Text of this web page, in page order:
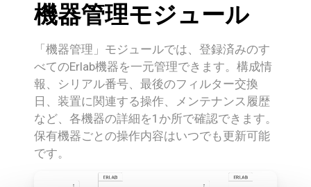
機器管理モジュール
「機器管理」モジュールでは、登録済みのす
べてのErlab機器を一元管理できます。構成情
報、シリアル番号、最後のフィルター交換
日、装置に関連する操作、メンテナンス履歴
など、各機器の詳細を1か所で確認できます。
保有機器ごとの操作内容はいつでも更新可能
です。